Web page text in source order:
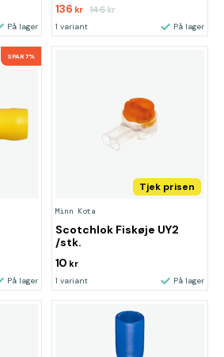
På lager
136 kr 146kr
1 variant På lager
SPAR 7%
På lager
Tjek prisen
Minn Kota
Scotchlok Fiskøje UY2
/stk.
10 kr
1 variant På lager